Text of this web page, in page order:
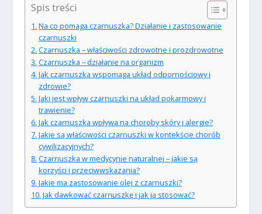
Spis treści
Na co pomaga czarnuszka? Działanie i zastosowanie
czarnuszki
Czarnuszka – właściwości zdrowotne i prozdrowotne
Czarnuszka – działanie na organizm
Jak czarnuszka wspomaga układ odpornościowy i
zdrowie?
Jaki jest wpływ czarnuszki na układ pokarmowy i
trawienie?
Jak czarnuszka wpływa na choroby skóry i alergie?
Jakie są właściwości czarnuszki w kontekście chorób
cywilizacyjnych?
Czarnuszka w medycynie naturalnej – jakie są
korzyści i przeciwwskazania?
Jakie ma zastosowanie olej z czarnuszki?
Jak dawkować czarnuszkę i jak ją stosować?